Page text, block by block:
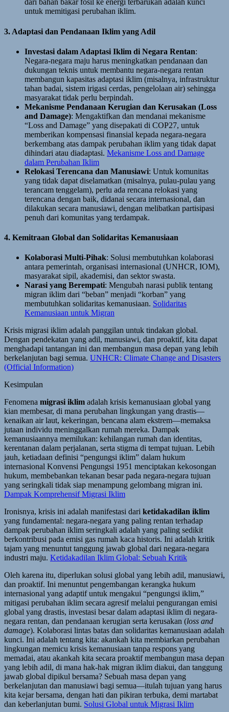
dari bahan bakar fosil ke energi terbarukan adalah kunci
untuk memitigasi perubahan iklim.
3. Adaptasi dan Pendanaan Iklim yang Adil
Investasi dalam Adaptasi Iklim di Negara Rentan:
Negara-negara maju harus meningkatkan pendanaan dan
dukungan teknis untuk membantu negara-negara rentan
membangun kapasitas adaptasi iklim (misalnya, infrastruktur
tahan badai, sistem irigasi cerdas, pengelolaan air) sehingga
masyarakat tidak perlu berpindah.
Mekanisme Pendanaan Kerugian dan Kerusakan (Loss
and Damage): Mengaktifkan dan mendanai mekanisme
“Loss and Damage” yang disepakati di COP27, untuk
memberikan kompensasi finansial kepada negara-negara
berkembang atas dampak perubahan iklim yang tidak dapat
dihindari atau diadaptasi. Mekanisme Loss and Damage
dalam Perubahan Iklim
Relokasi Terencana dan Manusiawi: Untuk komunitas
yang tidak dapat diselamatkan (misalnya, pulau-pulau yang
terancam tenggelam), perlu ada rencana relokasi yang
terencana dengan baik, didanai secara internasional, dan
dilakukan secara manusiawi, dengan melibatkan partisipasi
penuh dari komunitas yang terdampak.
4. Kemitraan Global dan Solidaritas Kemanusiaan
Kolaborasi Multi-Pihak: Solusi membutuhkan kolaborasi
antara pemerintah, organisasi internasional (UNHCR, IOM),
masyarakat sipil, akademisi, dan sektor swasta.
Narasi yang Berempati: Mengubah narasi publik tentang
migran iklim dari “beban” menjadi “korban” yang
membutuhkan solidaritas kemanusiaan. Solidaritas
Kemanusiaan untuk Migran
Krisis migrasi iklim adalah panggilan untuk tindakan global.
Dengan pendekatan yang adil, manusiawi, dan proaktif, kita dapat
menghadapi tantangan ini dan membangun masa depan yang lebih
berkelanjutan bagi semua. UNHCR: Climate Change and Disasters
(Official Information)
Kesimpulan
Fenomena migrasi iklim adalah krisis kemanusiaan global yang
kian membesar, di mana perubahan lingkungan yang drastis—
kenaikan air laut, kekeringan, bencana alam ekstrem—memaksa
jutaan individu meninggalkan rumah mereka. Dampak
kemanusiaannya memilukan: kehilangan rumah dan identitas,
kerentanan dalam perjalanan, serta stigma di tempat tujuan. Lebih
jauh, ketiadaan definisi “pengungsi iklim” dalam hukum
internasional Konvensi Pengungsi 1951 menciptakan kekosongan
hukum, membebankan tekanan besar pada negara-negara tujuan
yang seringkali tidak siap menampung gelombang migran ini.
Dampak Komprehensif Migrasi Iklim
Ironisnya, krisis ini adalah manifestasi dari ketidakadilan iklim
yang fundamental: negara-negara yang paling rentan terhadap
dampak perubahan iklim seringkali adalah yang paling sedikit
berkontribusi pada emisi gas rumah kaca historis. Ini adalah kritik
tajam yang menuntut tanggung jawab global dari negara-negara
industri maju. Ketidakadilan Iklim Global: Sebuah Kritik
Oleh karena itu, diperlukan solusi global yang lebih adil, manusiawi,
dan proaktif. Ini menuntut pengembangan kerangka hukum
internasional yang adaptif untuk mengakui “pengungsi iklim,”
mitigasi perubahan iklim secara agresif melalui pengurangan emisi
global yang drastis, investasi besar dalam adaptasi iklim di negara-
negara rentan, dan pendanaan kerugian serta kerusakan (loss and
damage). Kolaborasi lintas batas dan solidaritas kemanusiaan adalah
kunci. Ini adalah tentang kita: akankah kita membiarkan perubahan
lingkungan memicu krisis kemanusiaan tanpa respons yang
memadai, atau akankah kita secara proaktif membangun masa depan
yang lebih adil, di mana hak-hak migran iklim diakui, dan tanggung
jawab global dipikul bersama? Sebuah masa depan yang
berkelanjutan dan manusiawi bagi semua—itulah tujuan yang harus
kita kejar bersama, dengan hati dan pikiran terbuka, demi martabat
dan keberlanjutan bumi. Solusi Global untuk Migrasi Iklim